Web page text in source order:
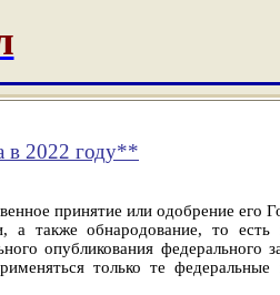
в 2022 году**
принятие или одобрение его
а также обнародование, то есть
опубликования федерального
только те федеральные